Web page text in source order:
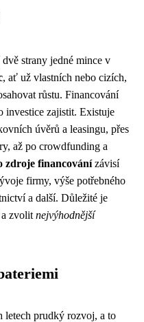
strany jedné mince v
, ať už vlastních nebo cizích,
růstu. Financování
investice zajistit. Existuje
úvěrů a leasingu, přes
až po crowdfunding a
zdroje financovánízávisí
firmy, výše potřebného
a další. Důležité je
zvolit nejvýhodnější
letech prudký rozvoj, a to